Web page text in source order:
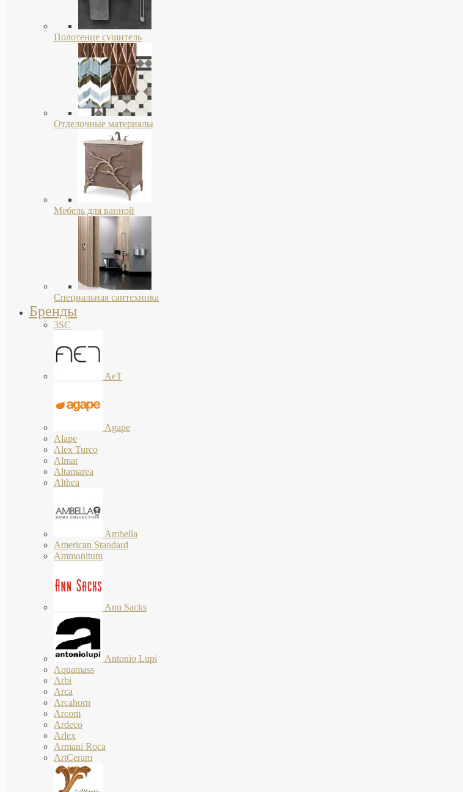
Полотенце сушитель
Отделочные материалы
Мебель для ванной
Специальная сантехника
Бренды
3SC
AeT
Agape
Alape
Alex Turco
Almar
Altamarea
Althea
Ambella
American Standard
Ammonitum
Ann Sacks
Antonio Lupi
Aquamass
Arbi
Arca
Arcahorn
Arcom
Ardeco
Arlex
Armani Roca
ArtCeram